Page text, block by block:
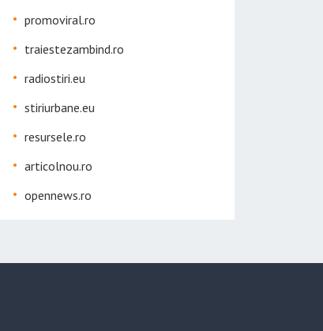
promoviral.ro
traiestezambind.ro
radiostiri.eu
stiriurbane.eu
resursele.ro
articolnou.ro
opennews.ro